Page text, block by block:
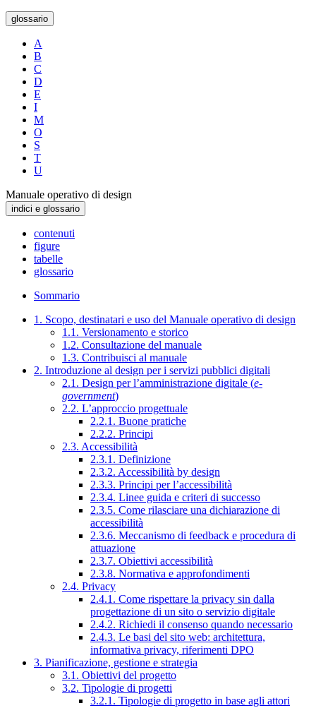
glossario
A
B
C
D
E
I
M
O
S
T
U
Manuale operativo di design
indici e glossario
contenuti
figure
tabelle
glossario
Sommario
1. Scopo, destinatari e uso del Manuale operativo di design
1.1. Versionamento e storico
1.2. Consultazione del manuale
1.3. Contribuisci al manuale
2. Introduzione al design per i servizi pubblici digitali
2.1. Design per l’amministrazione digitale (e-
government)
2.2. L’approccio progettuale
2.2.1. Buone pratiche
2.2.2. Principi
2.3. Accessibilità
2.3.1. Definizione
2.3.2. Accessibilità by design
2.3.3. Principi per l’accessibilità
2.3.4. Linee guida e criteri di successo
2.3.5. Come rilasciare una dichiarazione di
accessibilità
2.3.6. Meccanismo di feedback e procedura di
attuazione
2.3.7. Obiettivi accessibilità
2.3.8. Normativa e approfondimenti
2.4. Privacy
2.4.1. Come rispettare la privacy sin dalla
progettazione di un sito o servizio digitale
2.4.2. Richiedi il consenso quando necessario
2.4.3. Le basi del sito web: architettura,
informativa privacy, riferimenti DPO
3. Pianificazione, gestione e strategia
3.1. Obiettivi del progetto
3.2. Tipologie di progetti
3.2.1. Tipologie di progetto in base agli attori